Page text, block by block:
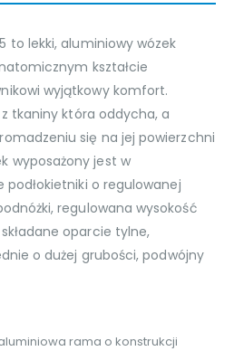
to lekki, aluminiowy wózek
kształcie
wyjątkowy komfort.
tkaniny która oddycha, a
się na jej powierzchni
wyposażony jest w
podłokietniki o regulowanej
regulowana wysokość
oparcie tylne,
o dużej grubości, podwójny
rama o konstrukcji